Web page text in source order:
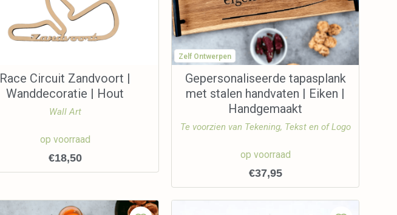
Race Circuit Zandvoort |
Wanddecoratie | Hout
Wall Art
op voorraad
€18,50
Zelf Ontwerpen
Gepersonaliseerde tapasplank
met stalen handvaten | Eiken |
Handgemaakt
Te voorzien van Tekening, Tekst en of Logo
op voorraad
€37,95